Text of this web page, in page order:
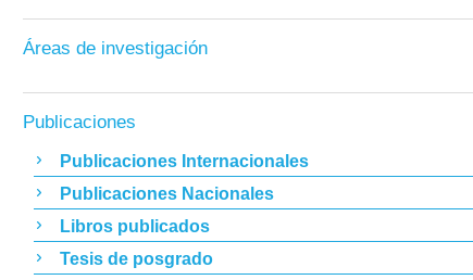
Áreas de investigación
Publicaciones
Publicaciones Internacionales
Publicaciones Nacionales
Libros publicados
Tesis de posgrado